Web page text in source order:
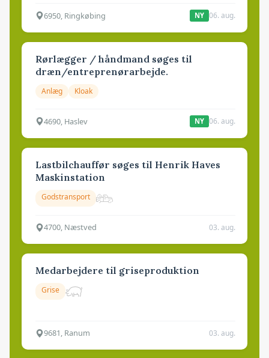
6950, Ringkøbing NY 06. aug.
Rørlægger / håndmand søges til
dræn/entreprenørarbejde.
Anlæg Kloak
4690, Haslev NY 06. aug.
Lastbilchauffør søges til Henrik Haves
Maskinstation
Godstransport
4700, Næstved 03. aug.
Medarbejdere til griseproduktion
Grise
9681, Ranum 03. aug.